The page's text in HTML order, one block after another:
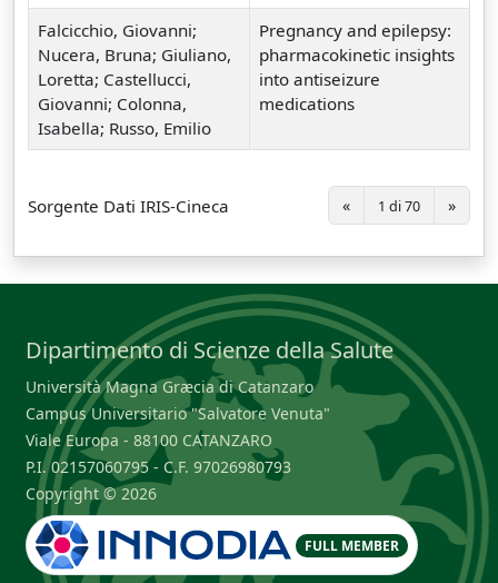
Falcicchio, Giovanni;
Nucera, Bruna; Giuliano,
Loretta; Castellucci,
Giovanni; Colonna,
Isabella; Russo, Emilio
Pregnancy and epilepsy:
pharmacokinetic insights
into antiseizure
medications
Sorgente Dati IRIS-Cineca « 1 di 70 »
Dipartimento di Scienze della Salute
Università Magna Græcia di Catanzaro
Campus Universitario "Salvatore Venuta"
Viale Europa - 88100 CATANZARO
P.I. 02157060795 - C.F. 97026980793
Copyright © 2026
FULL MEMBER